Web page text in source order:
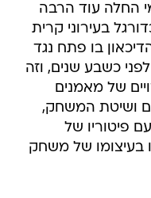
החלה עוד הרבה
בעירוני קרית
בו פתח נגד
כשבע שנים, וזה
של מאמנים
ושיטת המשחק,
פיטוריו של
בעיצומו של משחק